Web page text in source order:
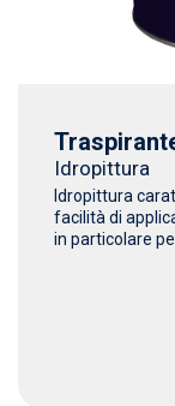
Idropittura
Idropittura
facilità di
in particolare